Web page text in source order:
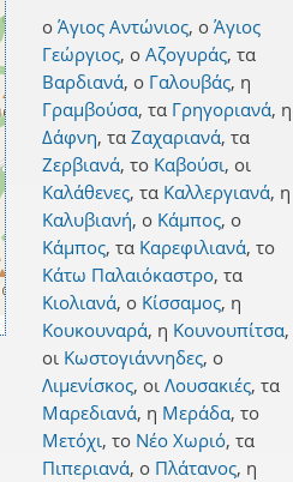
ο Άγιος Αντώνιος, ο Άγιος
Γεώργιος, ο Αζογυράς, τα
Βαρδιανά, ο Γαλουβάς, η
Γραμβούσα, τα Γρηγοριανά, η
Δάφνη, τα Ζαχαριανά, τα
Ζερβιανά, το Καβούσι, οι
Καλάθενες, τα Καλλεργιανά, η
Καλυβιανή, ο Κάμπος, ο
Κάμπος, τα Καρεφιλιανά, το
Κάτω Παλαιόκαστρο, τα
Κιολιανά, ο Κίσσαμος, η
Κουκουναρά, η Κουνουπίτσα,
οι Κωστογιάννηδες, ο
Λιμενίσκος, οι Λουσακιές, τα
Μαρεδιανά, η Μεράδα, το
Μετόχι, το Νέο Χωριό, τα
Πιπεριανά, ο Πλάτανος, η